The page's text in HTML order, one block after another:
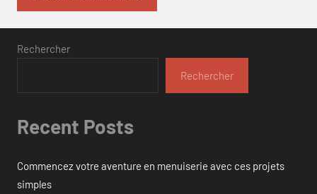
Rechercher
Rechercher
Recent Posts
Commencez votre aventure en menuiserie avec ces projets
simples